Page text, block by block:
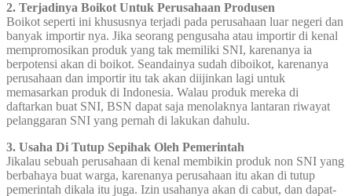
2. Terjadinya Boikot Untuk Perusahaan Produsen
Boikot seperti ini khususnya terjadi pada perusahaan luar negeri dan
banyak importir nya. Jika seorang pengusaha atau importir di kenal
mempromosikan produk yang tak memiliki SNI, karenanya ia
berpotensi akan di boikot. Seandainya sudah diboikot, karenanya
perusahaan dan importir itu tak akan diijinkan lagi untuk
memasarkan produk di Indonesia. Walau produk mereka di
daftarkan buat SNI, BSN dapat saja menolaknya lantaran riwayat
pelanggaran SNI yang pernah di lakukan dahulu.
3. Usaha Di Tutup Sepihak Oleh Pemerintah
Jikalau sebuah perusahaan di kenal membikin produk non SNI yang
berbahaya buat warga, karenanya perusahaan itu akan di tutup
pemerintah dikala itu juga. Izin usahanya akan di cabut, dan dapat-